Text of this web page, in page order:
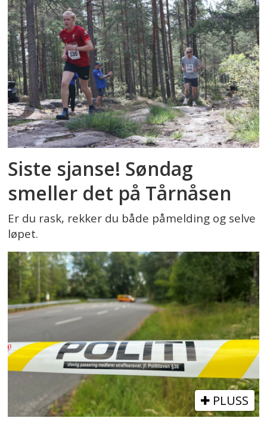
Siste sjanse! Søndag
smeller det på Tårnåsen
Er du rask, rekker du både påmelding og selve
løpet.
PLUSS